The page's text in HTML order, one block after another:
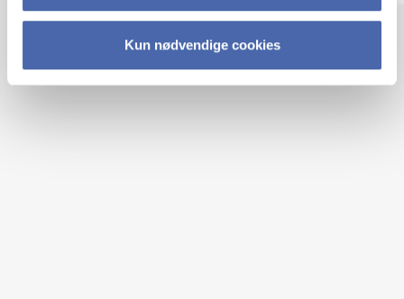
Kun nødvendige cookies